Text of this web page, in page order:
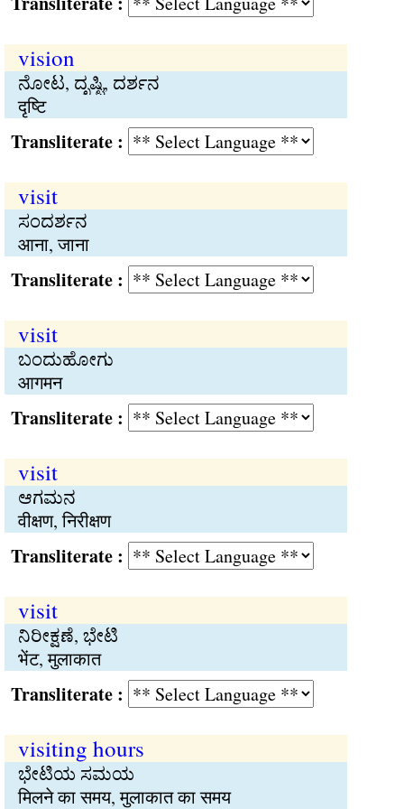
vision
ನೋಟ, ದೃಷ್ಟಿ, ದರ್ಶನ
दृष्टि
:
visit
ಸಂದರ್ಶನ
आना, जाना
:
visit
ಬಂದುಹೋಗು
आगमन
:
visit
ಆಗಮನ
वीक्षण, निरीक्षण
:
visit
ನಿರೀಕ್ಷಣೆ, ಭೇಟಿ
भेंट, मुलाकात
:
visiting hours
ಭೇಟಿಯ ಸಮಯ
मिलने का समय, मुलाकात का समय